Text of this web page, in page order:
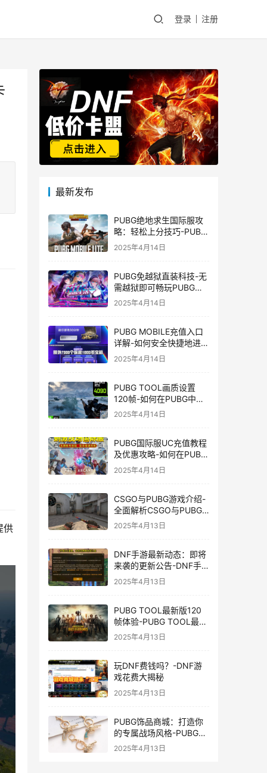
登录 注册
供
最新发布
PUBG绝地求生国际服攻
略：轻松上分技巧-PUBG
绝地求生国际服新手入门
2025年4月14日
PUBG免越狱直装科技-无
需越狱即可畅玩PUBG的
安装技巧
2025年4月14日
PUBG MOBILE充值入口
详解-如何安全快捷地进行
PUBG MOBILE充值
2025年4月14日
PUBG TOOL画质设置
120帧-如何在PUBG中使
用PUBG TOOL实现120
2025年4月14日
PUBG国际服UC充值教程
及优惠攻略-如何在PUBG
国际服中进行高效且安全
的UC充值
2025年4月14日
CSGO与PUBG游戏介绍-
全面解析CSGO与PUBG
这两款热门射击游戏
2025年4月13日
DNF手游最新动态：即将
来袭的更新公告-DNF手
游最新消息与更新时间表
2025年4月13日
PUBG TOOL最新版120
帧体验-PUBG TOOL最新
版120帧游戏体验优化
2025年4月13日
玩DNF费钱吗？-DNF游
戏花费大揭秘
2025年4月13日
PUBG饰品商城：打造你
的专属战场风格-PUBG游
戏内饰品购买指南
2025年4月13日